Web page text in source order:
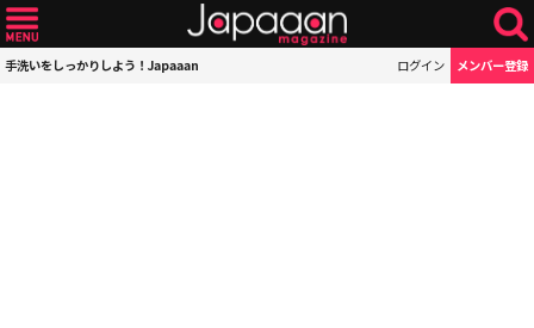
手洗いをしっかりしよう！Japaaan ログイン メンバー登録